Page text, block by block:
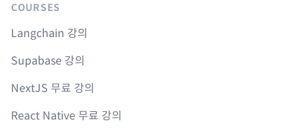
COURSES
Langchain 강의
Supabase 강의
NextJS 무료 강의
React Native 무료 강의